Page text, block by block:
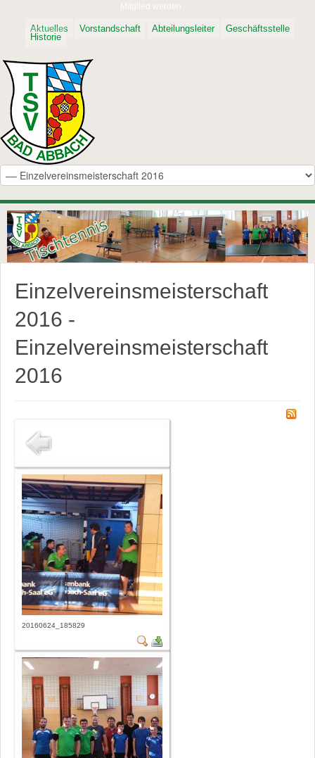
Mitglied werden
Aktuelles Vorstandschaft Abteilungsleiter
Geschäftsstelle
Historie
Einzelvereinsmeisterschaft
2016 -
Einzelvereinsmeisterschaft
2016
20160624_185829